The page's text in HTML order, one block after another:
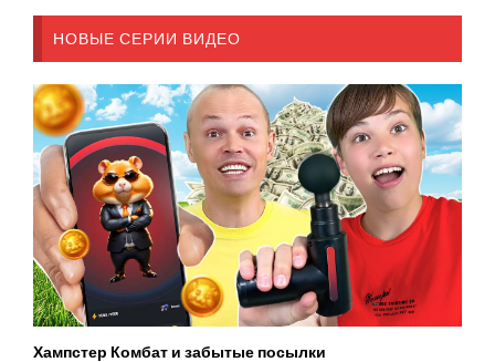
НОВЫЕ СЕРИИ ВИДЕО
Хампстер Комбат и забытые посылки